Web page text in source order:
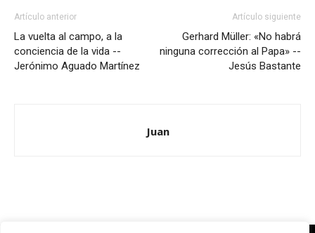
Artículo anterior
La vuelta al campo, a la
conciencia de la vida --
Jerónimo Aguado Martínez
Artículo siguiente
Gerhard Müller: «No habrá
ninguna corrección al Papa» --
Jesús Bastante
Juan